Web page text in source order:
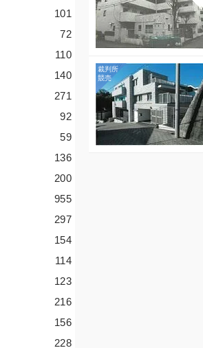
101
72
110
140
271
92
59
136
200
955
297
154
114
123
216
156
228